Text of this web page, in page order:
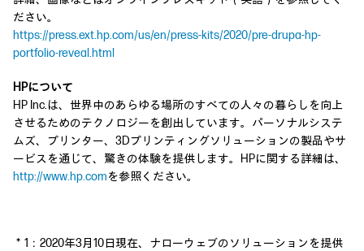
ださい。
https://press.ext.hp.com/us/en/press-kits/2020/pre-drupa-hp-
portfolio-reveal.html
HPについて
HP Inc.は、世界中のあらゆる場所のすべての人々の暮らしを向上
させるためのテクノロジーを創出しています。パーソナルシステ
ムズ、プリンター、3Dプリンティングソリューションの製品やサ
ービスを通じて、驚きの体験を提供します。HPに関する詳細は、
http://www.hp.comを参照ください。
＊1：2020年3月10日現在、ナローウェブのソリューションを提供